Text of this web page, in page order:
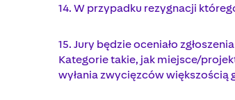
14. W przypadku rezygnacji
15. Jury będzie oceniało
Kategorie takie, jak miejsce/
wyłania zwycięzców większością